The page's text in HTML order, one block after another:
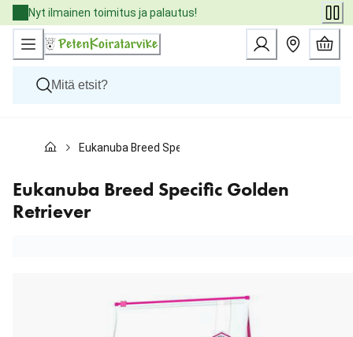
Skip
to
Content
Nyt ilmainen toimitus ja palautus!
Kissat
Eläinlääkäriruoat
Tuotemerkit
Uutuudet
Eukanuba Breed Specific Golden Retriever
Eukanuba Breed Specific Golden
Retriever